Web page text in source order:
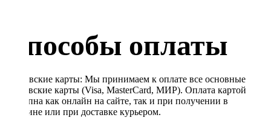
Способы оплаты
Банковские карты: Мы принимаем к оплате все основные
банковские карты (Visa, MasterCard, МИР). Оплата картой
доступна как онлайн на сайте, так и при получении в
магазине или при доставке курьером.